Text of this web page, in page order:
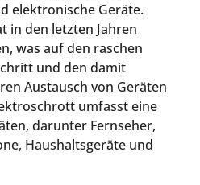
elektronische Geräte.
in den letzten Jahren
was auf den raschen
und den damit
Austausch von Geräten
umfasst eine
darunter Fernseher,
Haushaltsgeräte und